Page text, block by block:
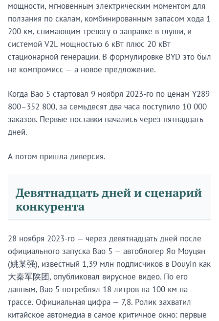
мощности, мгновенным электрическим моментом для
ползания по скалам, комбинированным запасом хода 1
200 км, снимающим тревогу о заправке в глуши, и
системой V2L мощностью 6 кВт плюс 20 кВт
стационарной генерации. В формулировке BYD это был
не компромисс — а новое предложение.
Когда Bao 5 стартовал 9 ноября 2023-го по ценам ¥289
800–352 800, за семьдесят два часа поступило 10 000
заказов. Первые поставки начались через пятнадцать
дней.
А потом пришла диверсия.
Девятнадцать дней и сценарий
конкурента
28 ноября 2023-го — через девятнадцать дней после
официального запуска Bao 5 — автоблогер Яо Моуцян
(姚某强), известный 1,39 млн подписчиков в Douyin как
大秦军陕团, опубликовал вирусное видео. По его
данным, Bao 5 потреблял 18 литров на 100 км на
трассе. Официальная цифра — 7,8. Ролик захватил
китайское автомедиа в самое критичное окно: первые